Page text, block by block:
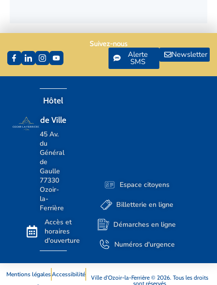
Hôtel
de Ville
45 Av.
du
Général
de
Gaulle
77330
Ozoir-
la-
Ferrière
Accès et
horaires
d'ouverture
Espace citoyens
Billetterie en ligne
Démarches en ligne
Numéros d'urgence
Suivez-nous
Alerte
SMS
Newsletter
Mentions légalesAccessibilité
Ville d’Ozoir-la-Ferrière © 2026. Tous les droits
sont réservés